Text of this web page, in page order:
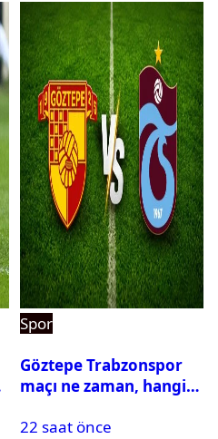
Spor
Göztepe Trabzonspor
maçı ne zaman, hangi
oynayacak mı?
22 saat önce